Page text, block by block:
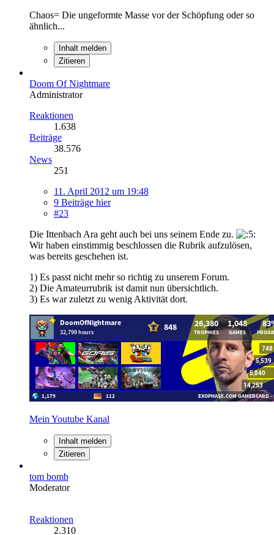
Chaos= Die ungeformte Masse vor der Schöpfung oder so
ähnlich...
Inhalt melden
Zitieren
Doom Of Nightmare
Administrator
Reaktionen
1.638
Beiträge
38.576
News
251
11. April 2012 um 19:48
9 Beiträge hier
#23
Die Ittenbach Ara geht auch bei uns seinem Ende zu.
Wir haben einstimmig beschlossen die Rubrik aufzulösen,
was bereits geschehen ist.
1) Es passt nicht mehr so richtig zu unserem Forum.
2) Die Amateurrubrik ist damit nun übersichtlich.
3) Es war zuletzt zu wenig Aktivität dort.
Mein Youtube Kanal
Inhalt melden
Zitieren
tom bomb
Moderator
Reaktionen
2.310